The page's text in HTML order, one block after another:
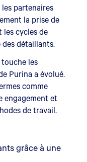
partenaires
la prise de
cycles de
détaillants.
les
Purina a évolué.
comme
engagement et
de travail.
grâce à une